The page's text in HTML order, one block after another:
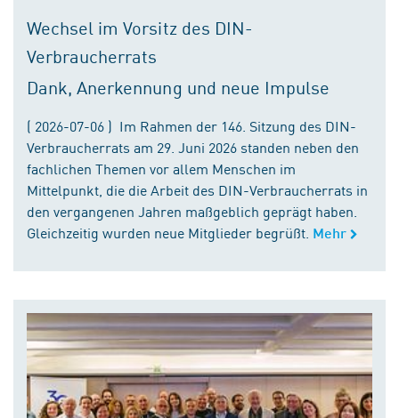
Wechsel im Vorsitz des DIN-
Verbraucherrats
Dank, Anerkennung und neue Impulse
( 2026-07-06 ) Im Rahmen der 146. Sitzung des DIN-
Verbraucherrats am 29. Juni 2026 standen neben den
fachlichen Themen vor allem Menschen im
Mittelpunkt, die die Arbeit des DIN-Verbraucherrats in
den vergangenen Jahren maßgeblich geprägt haben.
Gleichzeitig wurden neue Mitglieder begrüßt. Mehr